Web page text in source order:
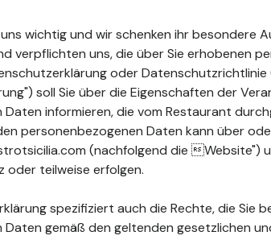
wichtig und wir schenken ihr besondere
verpflichten uns, die über Sie erhobenen
oder
soll Sie über die Eigenschaften der
informieren, die vom Restaurant
personenbezogenen Daten kann über
(nachfolgend die Website")
oder teilweise erfolgen.
spezifiziert auch die Rechte, die Sie
gemäß den geltenden gesetzlichen